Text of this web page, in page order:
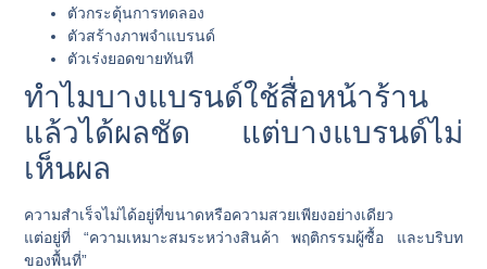
ตัวกระตุ้นการทดลอง
ตัวสร้างภาพจำแบรนด์
ตัวเร่งยอดขายทันที
ทำไมบางแบรนด์ใช้สื่อหน้าร้าน
แล้วได้ผลชัด แต่บางแบรนด์ไม่
เห็นผล
ความสำเร็จไม่ได้อยู่ที่ขนาดหรือความสวยเพียงอย่างเดียว
แต่อยู่ที่ “ความเหมาะสมระหว่างสินค้า พฤติกรรมผู้ซื้อ และบริบท
ของพื้นที่”